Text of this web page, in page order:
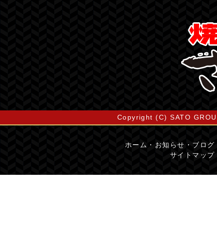
Copyright (C) SATO
ホーム ・ お知らせ・ブログ
サイトマップ